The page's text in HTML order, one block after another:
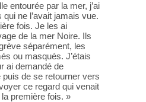
entourée par la mer, j’ai
ne l’avait jamais vue.
fois. Je les ai
de la mer Noire. Ils
séparément, les
ou masqués. J’étais
ai demandé de
de se retourner vers
ce regard qui venait
première fois. »